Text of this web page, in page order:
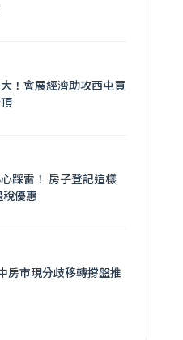
！會展經濟助攻西屯買
踩雷！ 房子登記這樣
優惠
房市現分歧移轉撐盤推